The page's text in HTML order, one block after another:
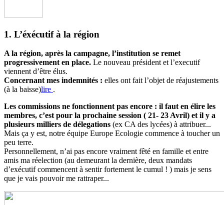
1. L’éxécutif à la région
A la région, après la campagne, l’institution se remet
progressivement en place. Le nouveau président et l’executif
viennent d’être élus.
Concernant mes indemnités : elles ont fait l’objet de réajustements
(à la baisse)lire .
Les commissions ne fonctionnent pas encore : il faut en élire les
membres, c’est pour la prochaine session ( 21- 23 Avril) et il y a
plusieurs milliers de délegations (ex CA des lycées) à attribuer...
Mais ça y est, notre équipe Europe Ecologie commence à toucher un
peu terre.
Personnellement, n’ai pas encore vraiment fêté en famille et entre
amis ma réelection (au demeurant la dernière, deux mandats
d’exécutif commencent à sentir fortement le cumul ! ) mais je sens
que je vais pouvoir me rattraper...